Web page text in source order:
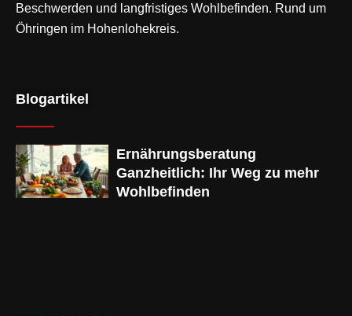
Beschwerden und langfristiges Wohlbefinden. Rund um
Öhringen im Hohenlohekreis.
Blogartikel
Ernährungsberatung
Ganzheitlich: Ihr Weg zu mehr
Wohlbefinden